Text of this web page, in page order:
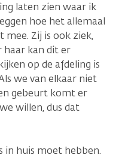
laten zien waar ik
hoe het allemaal
mee. Zij is ook ziek,
haar kan dit er
op de afdeling is
we van elkaar niet
gebeurt komt er
willen, dus dat
in huis moet hebben.